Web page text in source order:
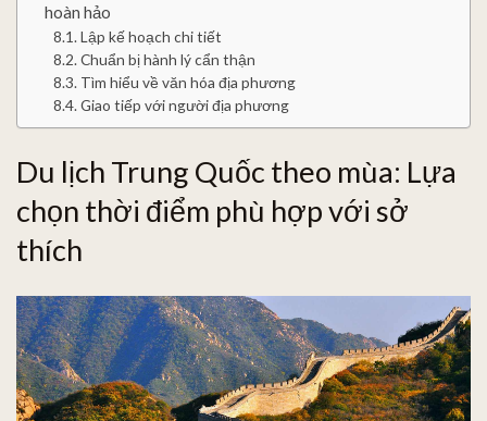
hoàn hảo
Lập kế hoạch chi tiết
Chuẩn bị hành lý cẩn thận
Tìm hiểu về văn hóa địa phương
Giao tiếp với người địa phương
Du lịch Trung Quốc theo mùa: Lựa
chọn thời điểm phù hợp với sở
thích